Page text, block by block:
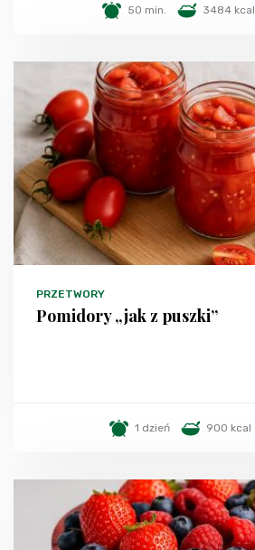
50 min. 3484 kcal
PRZETWORY
Pomidory „jak z puszki”
1 dzień 900 kcal